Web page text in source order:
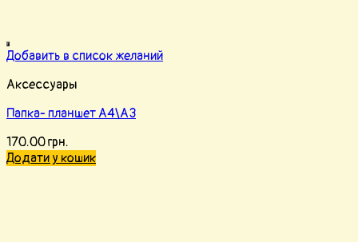
Добавить в список желаний
Аксессуары
Папка- планшет А4\А3
170.00грн.
Додати у кошик